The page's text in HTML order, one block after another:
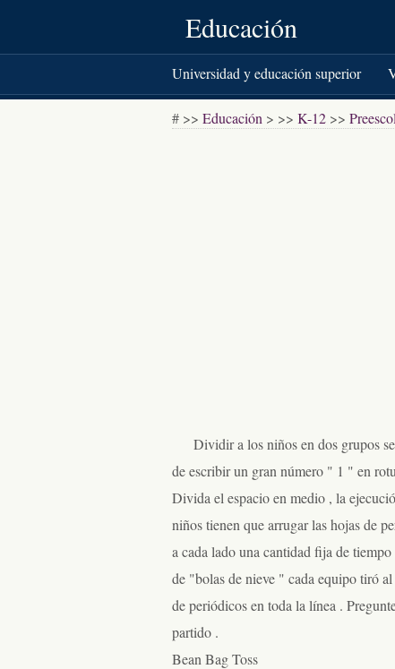
Educación
Universidad y educación superior
Libros y literatura
# >> Educación > >> K-12 >>
Dividir a los niños en dos grupos
de escribir un gran número " 1 " en
Divida el espacio en medio , la
niños tienen que arrugar las hojas de
a cada lado una cantidad fija de
de "bolas de nieve " cada equipo tiró
de periódicos en toda la línea .
partido .
Bean Bag Toss